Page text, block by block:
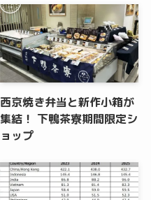
西京焼き弁当と新作小箱が
集結！ 下鴨茶寮期間限定シ
ョップ